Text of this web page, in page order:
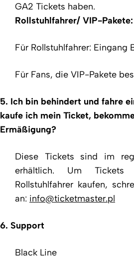
GA2 Tickets haben.
Rollstuhlfahrer/ VIP-Pakete:
Für Rollstuhlfahrer: Eingang
Für Fans, die VIP-Pakete
5. Ich bin behindert und fahre
kaufe ich mein Ticket,
Ermäßigung?
Diese Tickets sind im
erhältlich. Um
Rollstuhlfahrer kaufen,
an: info@ticketmaster.pl
6. Support
Black Line